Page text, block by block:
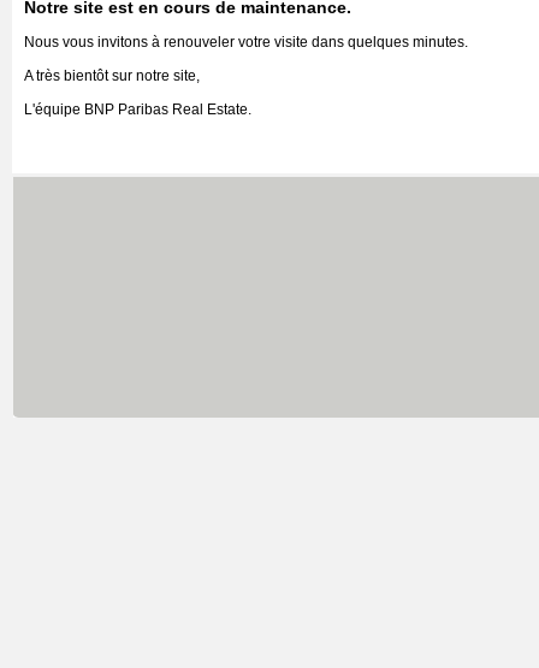
Notre site est en cours de maintenance.
Nous vous invitons à renouveler votre visite dans quelques minutes.
A très bientôt sur notre site,
L'équipe BNP Paribas Real Estate.